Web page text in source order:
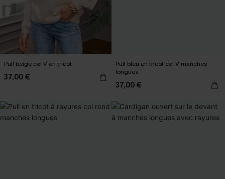
Pull beige col V en tricot
37,00 €
Pull bleu en tricot col V manches
longues
37,00 €